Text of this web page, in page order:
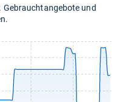
Gebrauchtangebote und